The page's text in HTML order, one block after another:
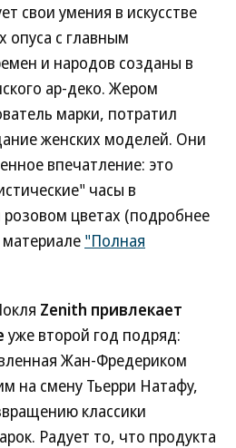
свои умения в искусстве
опуса с главным
и народов созданы в
ар-деко. Жером
марки, потратил
женских моделей. Они
впечатление: это
часы в
цветах (подробнее
"Полная
Zenith привлекает
уже второй год подряд:
Жан-Фредериком
смену Тьерри Натафу,
классики
Радует то, что продукта